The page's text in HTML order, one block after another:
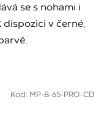
se s nohami i
v černé,
Kód: MP-B-65-PRO-CD